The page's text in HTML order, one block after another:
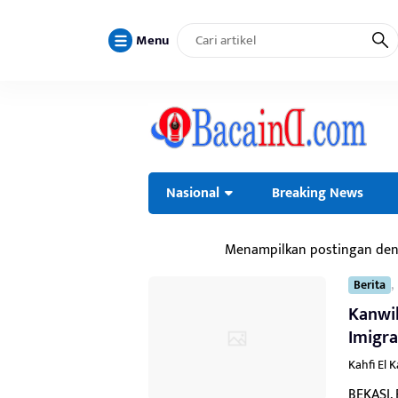
Menu
Nasional Breaking News
Menampilkan postingan
Berita ,
Kahfi El